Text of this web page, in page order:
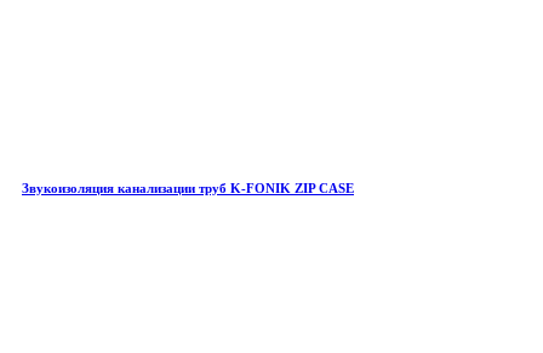
Звукоизоляция канализации труб K-FONIK ZIP CASE